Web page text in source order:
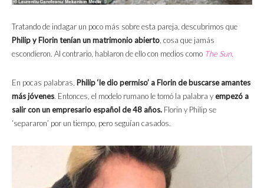
Tratando de indagar un poco más sobre esta pareja, descubrimos que
Philip y Florin tenían un matrimonio abierto , cosa que jamás
escondieron. Al contrario, hablaron de ello con medios como The Sun.
En pocas palabras, Philip ‘le dio permiso’ a Florin de buscarse amantes
más jóvenes. Entonces, el modelo rumano le tomó la palabra yempezó a
salir con un empresario español de 48 años. Florin y Philip se
‘separaron’ por un tiempo, pero seguían casados.